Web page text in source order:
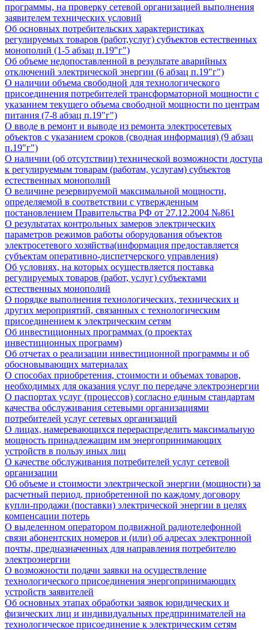
программы, на проверку сетевой организацией выполнения
заявителем технических условий
Об основных потребительских характеристиках
регулируемых товаров (работ,услуг) субъектов естественных
монополий (1-5 абзац п.19"г")
Об объеме недопоставленной в результате аварийных
отключений электрической энергии (6 абзац п.19"г")
О наличии объема свободной для технологического
присоединения потребителей трансформаторной мощности с
указанием текущего объема свободной мощности по центрам
питания (7-8 абзац п.19"г")
О вводе в ремонт и выводе из ремонта электросетевых
объектов с указанием сроков (сводная информация) (9 абзац
п.19"г")
О наличии (об отсутствии) технической возможности доступа
к регулируемым товарам (работам, услугам) субъектов
естественных монополий
О величине резервируемой максимальной мощности,
определяемой в соответствии с утвержденным
постановлением Правительства РФ от 27.12.2004 №861
О результатах контрольных замеров электрических
параметров режимов работы оборудования объектов
электросетевого хозяйства(информация предоставляется
субъектам оперативно-диспетчерского управления)
Об условиях, на которых осуществляется поставка
регулируемых товаров (работ, услуг) субъектами
естественных монополий
О порядке выполнения технологических, технических и
других мероприятий, связанных с технологическим
присоединением к электрическим сетям
Об инвестиционных программах (о проектах
инвестиционных программ)
Об отчетах о реализации инвестиционной программы и об
обосновывающих материалах
О способах приобретения, стоимости и объемах товаров,
необходимых для оказания услуг по передаче электроэнергии
О паспортах услуг (процессов) согласно единым стандартам
качества обслуживания сетевыми организациями
потребителей услуг сетевых организаций
О лицах, намеревающихся перераспределить максимальную
мощность принадлежащим им энергопринимающих
устройств в пользу иных лиц
О качестве обслуживания потребителей услуг сетевой
организации
Об объеме и стоимости электрической энергии (мощности) за
расчетный период, приобретенной по каждому договору
купли-продажи (поставки) электрической энергии в целях
компенсации потерь
О выделенном оператором подвижной радиотелефонной
связи абонентских номеров и (или) об адресах электронной
почты, предназначенных для направления потребителю
электроэнергии
О возможности подачи заявки на осуществление
технологического присоединения энергопринимающих
устройств заявителей
Об основных этапах обработки заявок юридических и
физических лиц и индивидуальных предпринимателей на
технологическое присоединение к электрическим сетям